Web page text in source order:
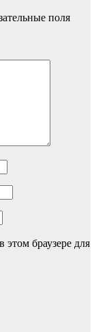
поля
этом браузере для